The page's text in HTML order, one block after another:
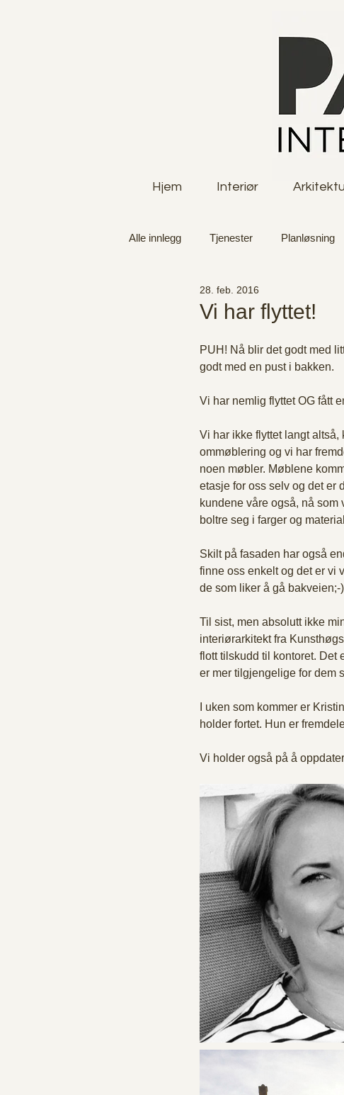
Hjem Interiør
Alle innlegg Tjenester Planløsning
Vi har flyttet!
28. feb. 2016
PUH! Nå blir det godt med
godt med en pust i bakken.
Vi har nemlig flyttet OG fått
Vi har ikke flyttet langt
ommøblering og vi har
noen møbler. Møblene
etasje for oss selv og det er
kundene våre også, nå
boltre seg i farger og
Skilt på fasaden har også
finne oss enkelt og det er vi
de som liker å gå bakveien;-
Til sist, men absolutt ikke
interiørarkitekt fra
flott tilskudd til kontoret. Det
er mer tilgjengelige for dem
I uken som kommer er
holder fortet. Hun er
Vi holder også på å